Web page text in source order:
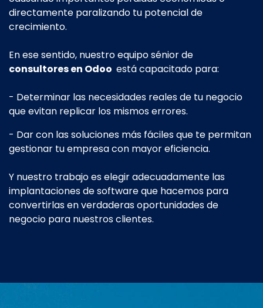
directamente paralizando tu potencial de
crecimiento.
En ese sentido, nuestro equipo sénior de
consultores en Odoo está capacitado para:
- Determinar las necesidades reales de tu negocio
que evitan replicar los mismos errores.
- Dar con las soluciones más fáciles que te permitan
gestionar tu empresa con mayor eficiencia.
Y nuestro trabajo es elegir adecuadamente las
implantaciones de software que hacemos para
convertirlas en verdaderas oportunidades de
negocio para nuestros clientes.